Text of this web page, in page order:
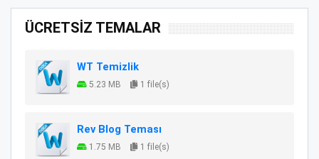
ÜCRETSİZ TEMALAR
WT Temizlik
5.23 MB 1 file(s)
Rev Blog Teması
1.75 MB 1 file(s)